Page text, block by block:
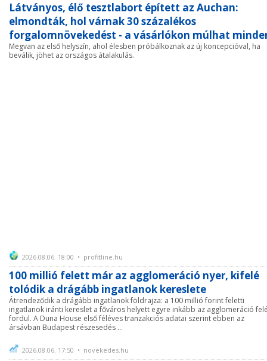
Látványos, élő tesztlabort épített az Auchan:
elmondták, hol várnak 30 százalékos
forgalomnövekedést - a vásárlókon múlhat
Megvan az első helyszín, ahol élesben próbálkoznak az új koncepcióval, ha
beválik, jöhet az országos átalakulás.
2026.08.06. 18:00 • profitline.hu
100 millió felett már az agglomeráció nyer, kifelé
tolódik a drágább ingatlanok kereslete
Átrendeződik a drágább ingatlanok földrajza: a 100 millió forint feletti
ingatlanok iránti kereslet a főváros helyett egyre inkább az agglomeráció
fordul. A Duna House első féléves tranzakciós adatai szerint ebben az
ársávban Budapest részesedés ...
2026.08.06. 17:50 • novekedes.hu